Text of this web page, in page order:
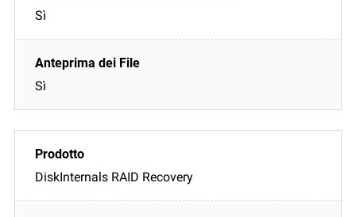
Sì
Sì
DiskInternals RAID Recovery